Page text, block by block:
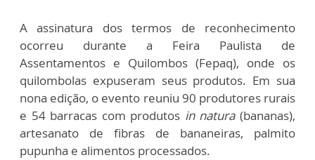
A assinatura dos termos de reconhecimento
ocorreu durante a Feira Paulista de
Assentamentos e Quilombos (Fepaq), onde os
quilombolas expuseram seus produtos. Em sua
nona edição, o evento reuniu 90 produtores rurais
e 54 barracas com produtos in natura (bananas),
artesanato de fibras de bananeiras, palmito
pupunha e alimentos processados.